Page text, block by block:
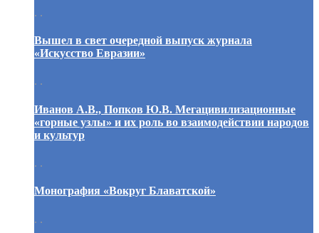
. .
Вышел в свет очередной выпуск журнала
«Искусство Евразии»
. .
Иванов А.В., Попков Ю.В. Мегацивилизационные
«горные узлы» и их роль во взаимодействии народов
и культур
. .
Монография «Вокруг Блаватской»
. .